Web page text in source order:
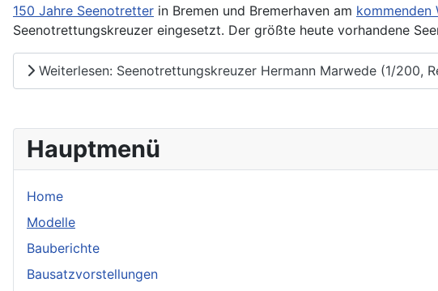
Hauptmenü
Home
Modelle
Bauberichte
Bausatzvorstellungen
150 Jahre Seenotretter in Bremen und Bremerhaven am kommenden
Seenotrettungskreuzer eingesetzt. Der größte heute vorhandene
Weiterlesen: Seenotrettungskreuzer Hermann Marwede (1/200,